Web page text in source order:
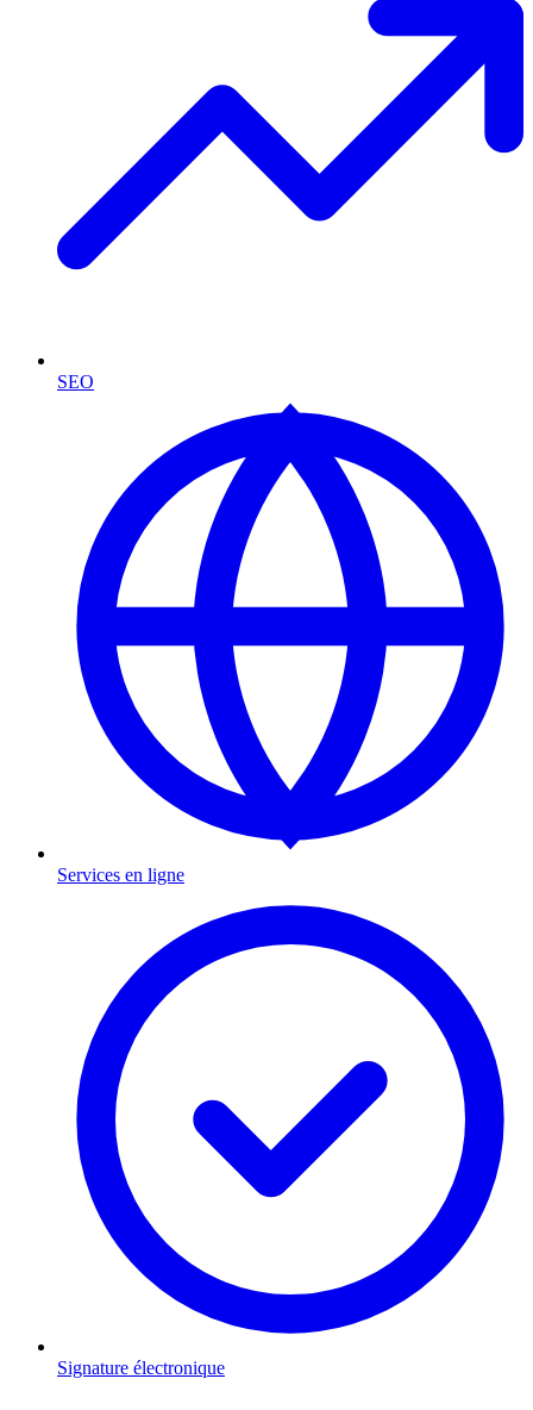
SEO
Services en ligne
Signature électronique